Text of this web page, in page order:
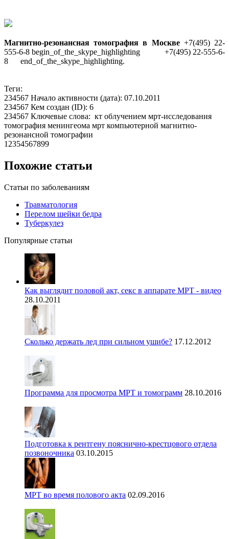
Магнитно-резонансная томография в Москве +7(495) 22-
555-6-8 begin_of_the_skype_highlighting
+7(495) 22-555-6-
8
end_of_the_skype_highlighting.
Теги:
234567 Начало активности (дата): 07.10.2011
234567 Кем создан (ID): 6
234567 Ключевые слова: кт облучением мрт-исследования
томография менингеома мрт компьютерной магнитно-
резонансной томографии
12354567899
Похожие статьи
Статьи по заболеваниям
Травматология
Перелом шейки бедра
Туберкулез
Популярные статьи
Как выглядит половой акт, секс в аппарате МРТ - видео
28.10.2011
Сколько держать лед при сильном ушибе? 17.12.2012
Программа для просмотра МРТ и томограмм 28.10.2016
Подготовка к рентгену пояснично-крестцового отдела
позвоночника 03.10.2015
МРТ во время полового акта 02.09.2016